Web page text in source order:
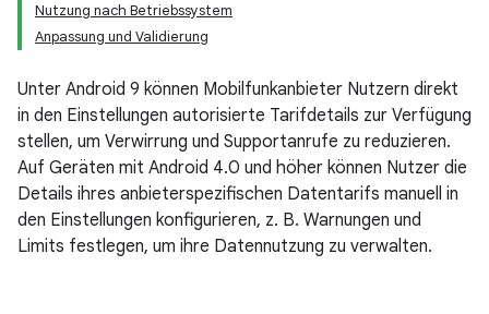
Nutzung nach Betriebssystem
Anpassung und Validierung
Unter Android 9 können Mobilfunkanbieter Nutzern direkt
in den Einstellungen autorisierte Tarifdetails zur Verfügung
stellen, um Verwirrung und Supportanrufe zu reduzieren.
Auf Geräten mit Android 4.0 und höher können Nutzer die
Details ihres anbieterspezifischen Datentarifs manuell in
den Einstellungen konfigurieren, z. B. Warnungen und
Limits festlegen, um ihre Datennutzung zu verwalten.